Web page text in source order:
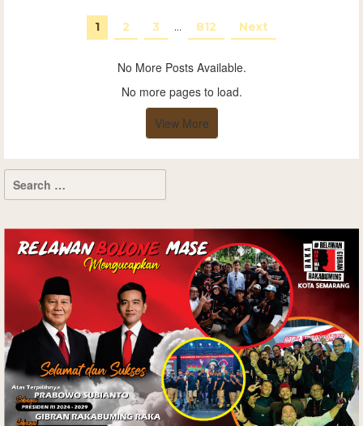
1 2 3 … 812 Next
No More Posts Available.
No more pages to load.
View More